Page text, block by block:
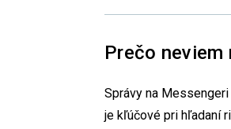
Prečo
Správy na
je kľúčové pri hľadaní